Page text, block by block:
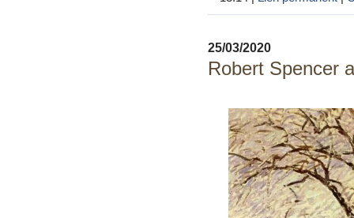
25/03/2020
Robert Spencer